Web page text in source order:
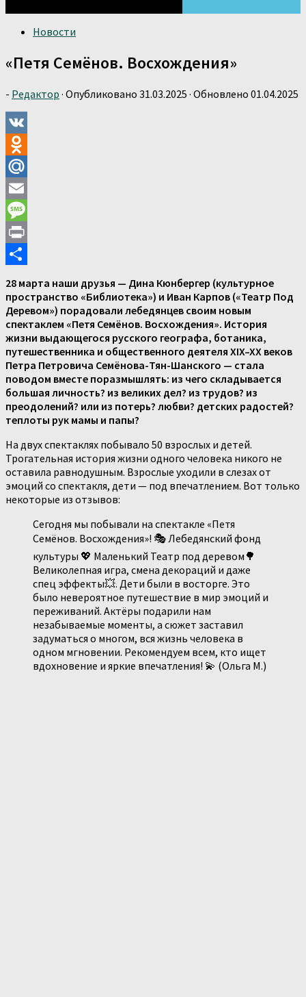
Новости
«Петя Семёнов. Восхождения»
- Редактор · Опубликовано 31.03.2025 · Обновлено 01.04.2025
VK
Odnoklassniki
Mail.Ru
Email
Message
Print
28 марта наши друзья — Дина Кюнбергер (культурное
пространство «Библиотека») и Иван Карпов («Театр Под
Деревом») порадовали лебедянцев своим новым
спектаклем «Петя Семёнов. Восхождения». История
жизни выдающегося русского географа, ботаника,
путешественника и общественного деятеля XIX–XX веков
Петра Петровича Семёнова-Тян-Шанского — стала
поводом вместе поразмышлять: из чего складывается
большая личность? из великих дел? из трудов? из
преодолений? или из потерь? любви? детских радостей?
теплоты рук мамы и папы?
На двух спектаклях побывало 50 взрослых и детей.
Трогательная история жизни одного человека никого не
оставила равнодушным. Взрослые уходили в слезах от
эмоций со спектакля, дети — под впечатлением. Вот только
некоторые из отзывов:
Сегодня мы побывали на спектакле «Петя
Семёнов. Восхождения»! 🎭 Лебедянский фонд
культуры 💖 Маленький Театр под деревом🌳
Великолепная игра, смена декораций и даже
спец эффекты💥. Дети были в восторге. Это
было невероятное путешествие в мир эмоций и
переживаний. Актёры подарили нам
незабываемые моменты, а сюжет заставил
задуматься о многом, вся жизнь человека в
одном мгновении. Рекомендуем всем, кто ищет
вдохновение и яркие впечатления! 💫 (Ольга М.)